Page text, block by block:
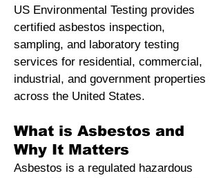
US Environmental Testing provides
certified asbestos inspection,
sampling, and laboratory testing
services for residential, commercial,
industrial, and government properties
across the United States.
What is Asbestos and
Why It Matters
Asbestos is a regulated hazardous